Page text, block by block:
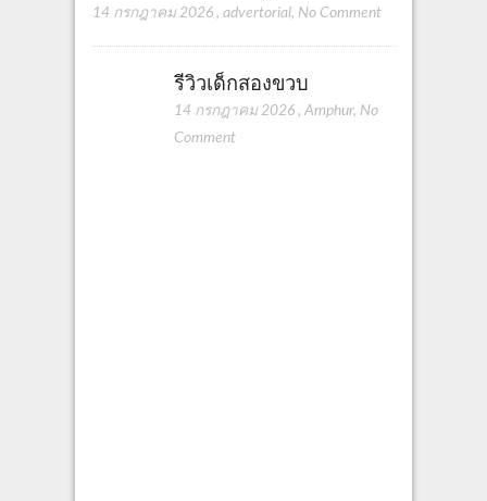
14 กรกฎาคม 2026 , advertorial, No Comment
รีวิวเด็กสองขวบ
14 กรกฎาคม 2026 , Amphur, No
Comment